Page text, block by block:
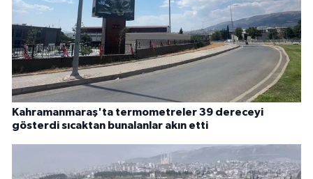
Kahramanmaraş'ta termometreler 39 dereceyi
gösterdi sıcaktan bunalanlar akın etti